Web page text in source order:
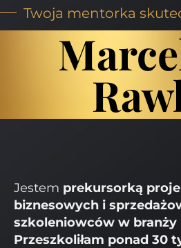
Twoja mentorka
Jestem prekursorką
biznesowych i
szkoleniowców w branży
Przeszkoliłam ponad 30